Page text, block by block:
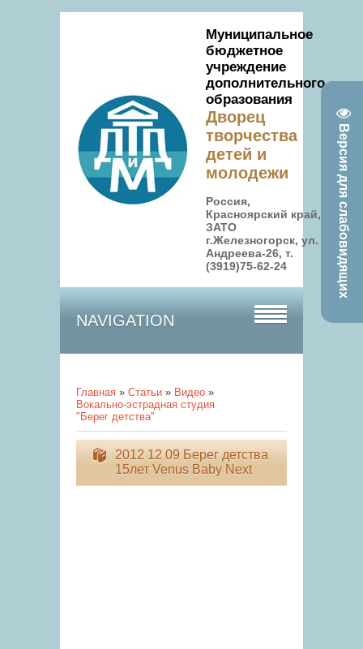
Версия для слабовидящих
Муниципальное
бюджетное
учреждение
дополнительного
образования
Дворец
творчества
детей и
молодежи
Россия,
Красноярский край,
ЗАТО
г.Железногорск, ул.
Андреева-26, т.
(3919)75-62-24
NAVIGATION
Главная » Статьи » Видео »
Вокально-эстрадная студия
"Берег детства"
2012 12 09 Берег детства
15лет Venus Baby Next